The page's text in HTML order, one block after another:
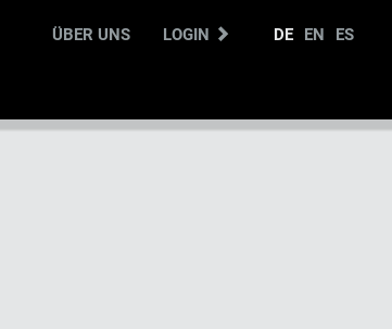
ÜBER UNS LOGIN DE EN ES